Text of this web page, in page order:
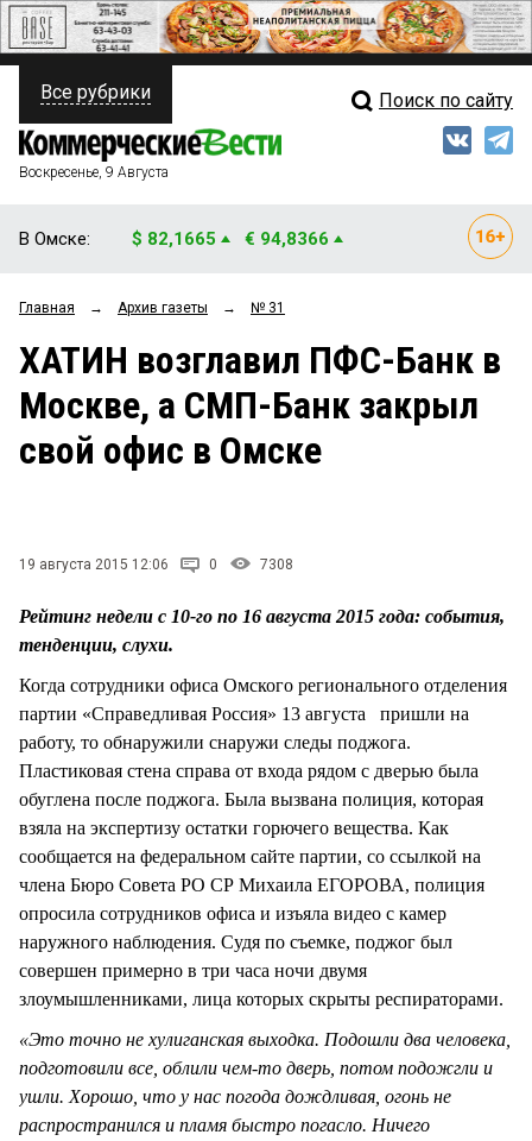
ПОЛИТИКА
ФИНАНСЫ
ОБЩЕСТВО
ЗАКОН
НОВОСТИ КОМПАНИЙ
Свежий выпуск
Рейтинги
Блоги
Архив
Все рубрики Поиск по сайту
Воскресенье, 9 Августа
В Омске: $ 82,1665 € 94,8366
Главная → Архив газеты → № 31
ХАТИН возглавил ПФС-Банк в
Москве, а СМП-Банк закрыл
свой офис в Омске
19 августа 2015 12:06 0 7308
Рейтинг недели с 10-го по 16 августа 2015 года: события,
тенденции, слухи.
Когда сотрудники офиса Омского регионального отделения
партии «Справедливая Россия» 13 августа пришли на
работу, то обнаружили снаружи следы поджога.
Пластиковая стена справа от входа рядом с дверью была
обуглена после поджога. Была вызвана полиция, которая
взяла на экспертизу остатки горючего вещества. Как
сообщается на федеральном сайте партии, со ссылкой на
члена Бюро Совета РО СР Михаила ЕГОРОВА, полиция
опросила сотрудников офиса и изъяла видео с камер
наружного наблюдения. Судя по съемке, поджог был
совершен примерно в три часа ночи двумя
злоумышленниками, лица которых скрыты респираторами.
«Это точно не хулиганская выходка. Подошли два человека,
подготовили все, облили чем-то дверь, потом подожгли и
ушли. Хорошо, что у нас погода дождливая, огонь не
распространился и пламя быстро погасло. Ничего